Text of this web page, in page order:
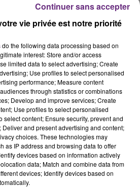
DE REIMS FERME
du centre-ville
JouéClub est contraint de
6h37
6h37
vie privée est notre priorité
do the following data processing based on
interest: Store and/or access
limited data to select advertising; Create
Use profiles to select personalised
performance; Measure content
through statistics or combinations
Develop and improve services; Create
Use profiles to select personalised
select content; Ensure security, prevent and
Deliver and present advertising and content;
choices. These technologies may
as IP address and browsing data to offer
devices based on information actively
data; Match and combine data from
devices; Identify devices based on
Continuer sans accepter